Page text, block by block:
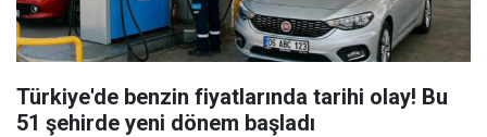
Türkiye'de benzin fiyatlarında tarihi olay! Bu
51 şehirde yeni dönem başladı